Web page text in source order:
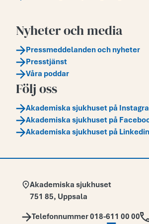
Nyheter och media
Pressmeddelanden och nyheter
Presstjänst
Våra poddar
Följ oss
Akademiska sjukhuset på
Akademiska sjukhuset på
Akademiska sjukhuset på Linkedin
Adress:
Akademiska sjukhuset
751 85, Uppsala
Telefon:
Telefonnummer 018-611 00 00